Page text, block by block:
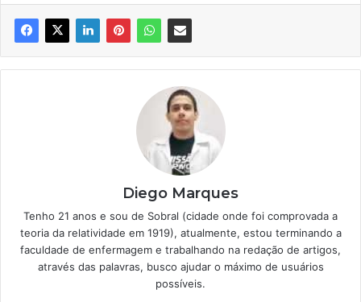
Diego Marques
Tenho 21 anos e sou de Sobral (cidade onde foi comprovada a
teoria da relatividade em 1919), atualmente, estou terminando a
faculdade de enfermagem e trabalhando na redação de artigos,
através das palavras, busco ajudar o máximo de usuários
possíveis.